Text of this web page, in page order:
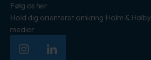
Følg os her
Hold dig orienteret omkring Holm &
medier
InstagramLinkedIn